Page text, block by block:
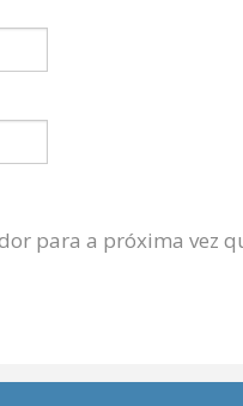
para a próxima vez